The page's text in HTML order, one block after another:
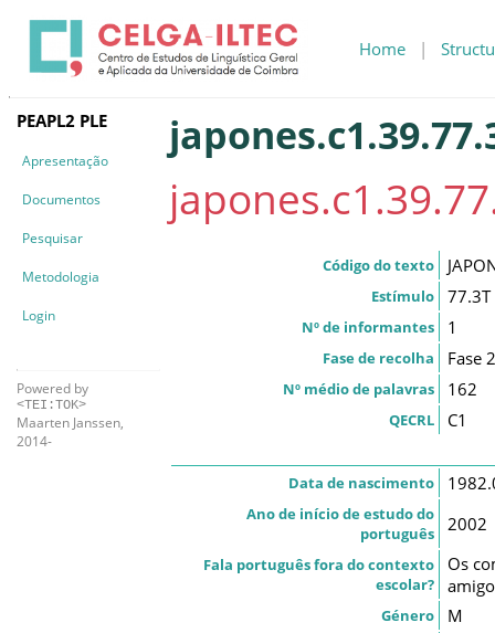
Home |
PEAPL2 PLE
Apresentação
Documentos
Pesquisar
Metodologia
Login
Powered by
<TEI:TOK>
Maarten Janssen,
2014-
Código do texto
Estímulo 77.3T
Nº de informantes 1
Fase de recolha Fase 2
Nº médio de palavras 162
QECRL C1
Data de nascimento
Ano de início de estudo do
português
2002
Fala português fora do contexto
escolar?
Os
Género M